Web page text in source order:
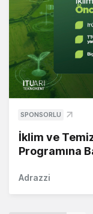
SPONSORLU
İklim ve
Programına
Adrazzi